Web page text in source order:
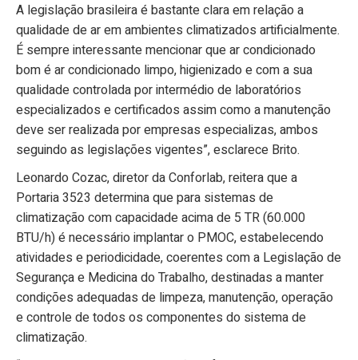
A legislação brasileira é bastante clara em relação a
qualidade de ar em ambientes climatizados artificialmente.
É sempre interessante mencionar que ar condicionado
bom é ar condicionado limpo, higienizado e com a sua
qualidade controlada por intermédio de laboratórios
especializados e certificados assim como a manutenção
deve ser realizada por empresas especializas, ambos
seguindo as legislações vigentes”, esclarece Brito.
Leonardo Cozac, diretor da Conforlab, reitera que a
Portaria 3523 determina que para sistemas de
climatização com capacidade acima de 5 TR (60.000
BTU/h) é necessário implantar o PMOC, estabelecendo
atividades e periodicidade, coerentes com a Legislação de
Segurança e Medicina do Trabalho, destinadas a manter
condições adequadas de limpeza, manutenção, operação
e controle de todos os componentes do sistema de
climatização.